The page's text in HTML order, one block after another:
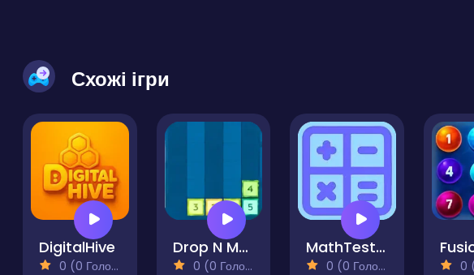
Схожі ігри
DigitalHive
0 (0 Голосів)
Drop N Merge
0 (0 Голосів)
MathTest22
0 (0 Голосів) 0